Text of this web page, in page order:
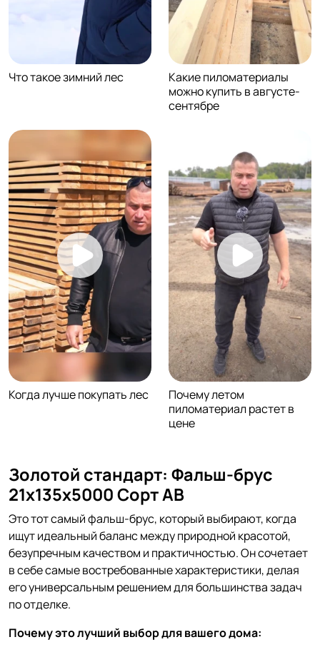
Что такое зимний лес
Какие пиломатериалы
можно купить в августе-
сентябре
Когда лучше покупать лес
Почему летом
пиломатериал растет в
цене
Золотой стандарт: Фальш-брус
21х135х5000 Сорт АВ
Это тот самый фальш-брус, который выбирают, когда
ищут идеальный баланс между природной красотой,
безупречным качеством и практичностью. Он сочетает
в себе самые востребованные характеристики, делая
его универсальным решением для большинства задач
по отделке.
Почему это лучший выбор для вашего дома: